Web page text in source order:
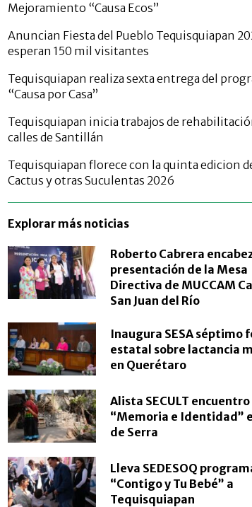
Mejoramiento “Causa Ecos”
Anuncian Fiesta del Pueblo Tequisquiapan
esperan 150 mil visitantes
Tequisquiapan realiza sexta entrega del
“Causa por Casa”
Tequisquiapan inicia trabajos de
calles de Santillán
Tequisquiapan florece con la quinta edicion
Cactus y otras Suculentas 2026
Explorar más noticias
Roberto Cabrera
presentación de la Mesa
Directiva de MUCCAM
San Juan del Río
Inaugura SESA séptimo
estatal sobre lactancia
en Querétaro
Alista SECULT
“Memoria e Identidad”
de Serra
Lleva SEDESOQ
“Contigo y Tu Bebé” a
Tequisquiapan